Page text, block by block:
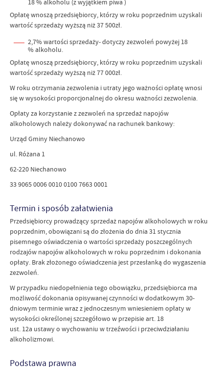
18 % alkoholu (z wyjątkiem piwa )
Opłatę wnoszą przedsiębiorcy, którzy w roku poprzednim uzyskali
wartość sprzedaży wyższą niż 37 500zł.
2,7% wartości sprzedaży- dotyczy zezwoleń powyżej 18
% alkoholu.
Opłatę wnoszą przedsiębiorcy, którzy w roku poprzednim uzyskali
wartość sprzedaży wyższą niż 77 000zł.
W roku otrzymania zezwolenia i utraty jego ważności opłatę wnosi
się w wysokości proporcjonalnej do okresu ważności zezwolenia.
Opłaty za korzystanie z zezwoleń na sprzedaż napojów
alkoholowych należy dokonywać na rachunek bankowy:
Urząd Gminy Niechanowo
ul. Różana 1
62-220 Niechanowo
33 9065 0006 0010 0100 7663 0001
Termin i sposób załatwienia
Przedsiębiorcy prowadzący sprzedaż napojów alkoholowych w roku
poprzednim, obowiązani są do złożenia do dnia 31 stycznia
pisemnego oświadczenia o wartości sprzedaży poszczególnych
rodzajów napojów alkoholowych w roku poprzednim i dokonania
opłaty. Brak złożonego oświadczenia jest przesłanką do wygaszenia
zezwoleń.
W przypadku niedopełnienia tego obowiązku, przedsiębiorca ma
możliwość dokonania opisywanej czynności w dodatkowym 30-
dniowym terminie wraz z jednoczesnym wniesieniem opłaty w
wysokości określonej szczegółowo w przepisie art. 18
ust. 12a ustawy o wychowaniu w trzeźwości i przeciwdziałaniu
alkoholizmowi.
Podstawa prawna